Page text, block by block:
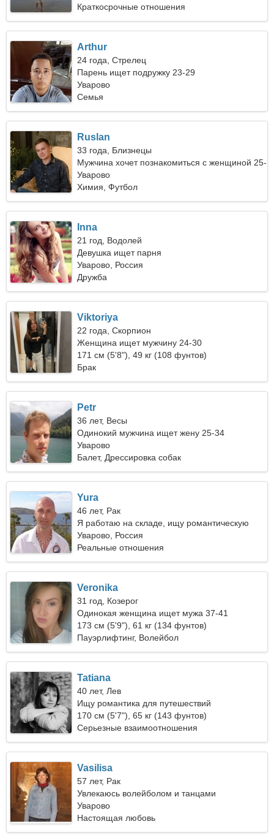
Краткосрочные отношения
Arthur
24 года, Стрелец
Парень ищет подружку 23-29
Уварово
Семья
Ruslan
33 года, Близнецы
Мужчина хочет познакомиться с женщиной 25-
30
Уварово
Химия, Футбол
Inna
21 год, Водолей
Девушка ищет парня
Уварово, Россия
Дружба
Viktoriya
22 года, Скорпион
Женщина ищет мужчину 24-30
171 см (5'8"), 49 кг (108 фунтов)
Брак
Petr
36 лет, Весы
Одинокий мужчина ищет жену 25-34
Уварово
Балет, Дрессировка собак
Yura
46 лет, Рак
Я работаю на складе, ищу романтическую
женщину
Уварово, Россия
Реальные отношения
Veronika
31 год, Козерог
Одинокая женщина ищет мужа 37-41
173 см (5'9"), 61 кг (134 фунтов)
Пауэрлифтинг, Волейбол
Tatiana
40 лет, Лев
Ищу романтика для путешествий
170 см (5'7"), 65 кг (143 фунтов)
Серьезные взаимоотношения
Vasilisa
57 лет, Рак
Увлекаюсь волейболом и танцами
Уварово
Настоящая любовь